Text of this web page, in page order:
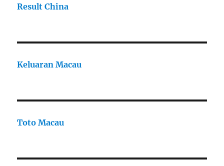
Result China
Keluaran Macau
Toto Macau